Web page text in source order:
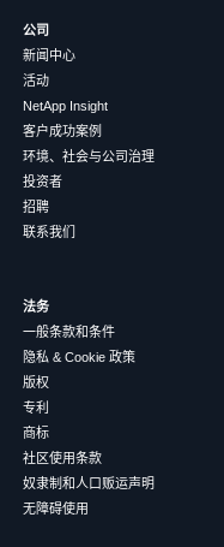
公司
新闻中心
活动
NetApp Insight
客户成功案例
环境、社会与公司治理
投资者
招聘
联系我们
法务
一般条款和条件
隐私 & Cookie 政策
版权
专利
商标
社区使用条款
奴隶制和人口贩运声明
无障碍使用